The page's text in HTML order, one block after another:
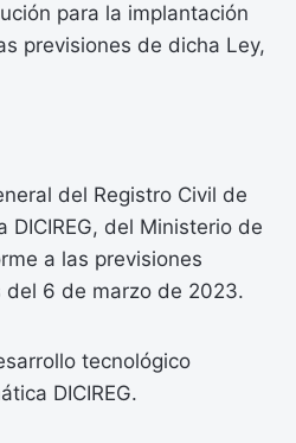
para la implantación
previsiones de dicha Ley,
del Registro Civil de
del Ministerio de
a las previsiones
del 6 de marzo de 2023.
tecnológico
DICIREG.